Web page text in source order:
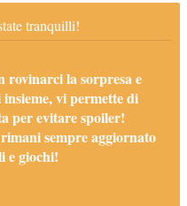
tranquilli!
rovinarci la sorpresa e
vi permette di
per evitare spoiler!
sempre aggiornato
e giochi!